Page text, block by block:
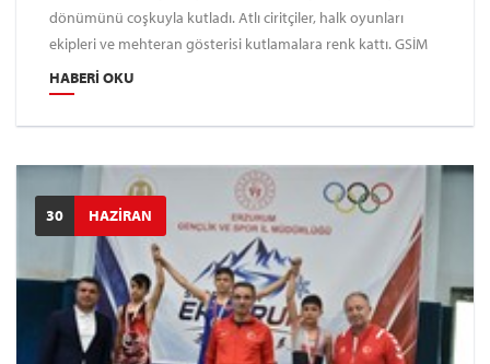
dönümünü coşkuyla kutladı. Atlı ciritçiler, halk oyunları
ekipleri ve mehteran gösterisi kutlamalara renk kattı. GSİM
Sporcuları dev Atatürk Portresi ve Ay-yıldızlı bayrağımızı
taşıdı. Erzurum Büyükşehir Belediye Başkanı Mehmet
Sekmen, “En büyük hemşehrimiz Cumhuriyetimizin banisi
kutlamanın gururunu yaşıyoruz” dedi.
HABERI OKU
30 HAZİRAN